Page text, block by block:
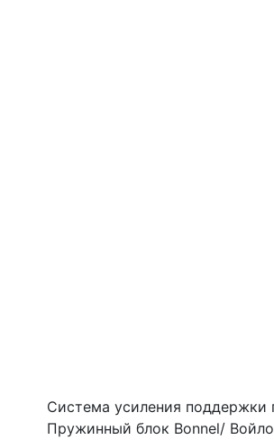
Система усиления поддержки
Пружинный блок Bonnel/